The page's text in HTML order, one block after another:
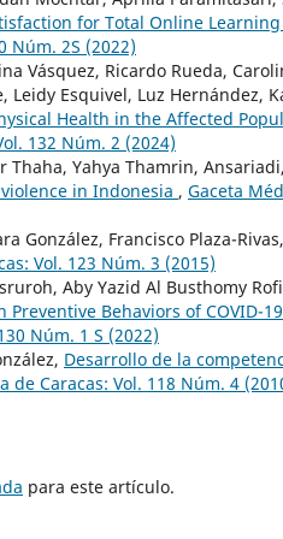
for Total Online
Núm. 2S (2022)
Vásquez, Ricardo Rueda,
Esquivel, Luz Hernández,
Health in the Affected
132 Núm. 2 (2024)
Yahya Thamrin, Ansariadi,
in Indonesia , Gaceta
González, Francisco Plaza-Rivas,
Vol. 123 Núm. 3 (2015)
Aby Yazid Al Busthomy
Behaviors of COVID-
Núm. 1 S (2022)
Desarrollo de la
de Caracas: Vol. 118 Núm. 4
para este artículo.